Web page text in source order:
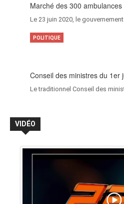
Marché des 300
Le 23 juin 2020, le
Conseil des ministres du
Le traditionnel Conseil des
POLITIQUE
VIDÉO